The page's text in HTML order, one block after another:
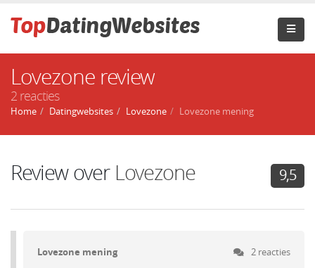
Lovezone review
2 reacties
Home Datingwebsites Lovezone Lovezone mening
Review over Lovezone 9,5
Lovezone mening 2 reacties